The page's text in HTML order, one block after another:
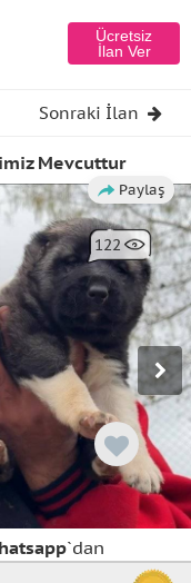
Ücretsiz
İlan Ver
Sonraki İlan
Mevcuttur
Paylaş
122
`dan